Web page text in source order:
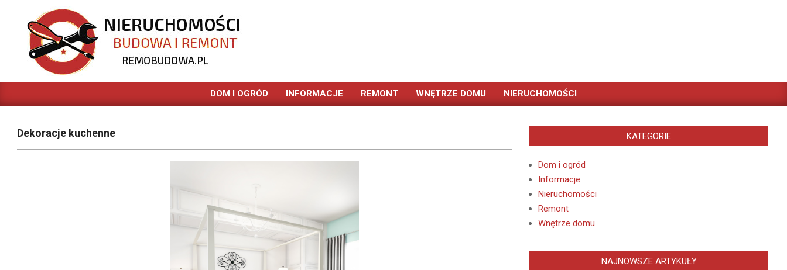
content
REMOBUDOWA.PL
Primary
DOM I OGRÓD INFORMACJE REMONT WNĘTRZE DOMU NIERUCHOMOŚCI
Dekoracje kuchenne KATEGORIE
Dom i ogród
Informacje
Nieruchomości
Remont
Wnętrze domu
NAJNOWSZE ARTYKUŁY